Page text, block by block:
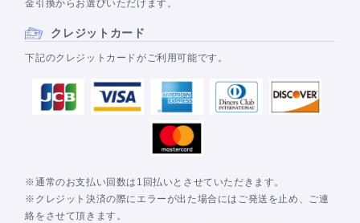
金引換からお選びいただけます。
クレジットカード
下記のクレジットカードがご利用可能です。
※通常のお支払い回数は1回払いとさせていただきます。
※クレジット決済の際にエラーが出た場合にはご発送を止め、ご連
絡をさせて頂きます。